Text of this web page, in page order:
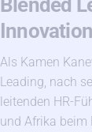
Als Kamen
Leading, nach
leitenden HR-
und Afrika beim